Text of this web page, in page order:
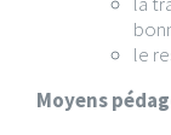
le
Moyens